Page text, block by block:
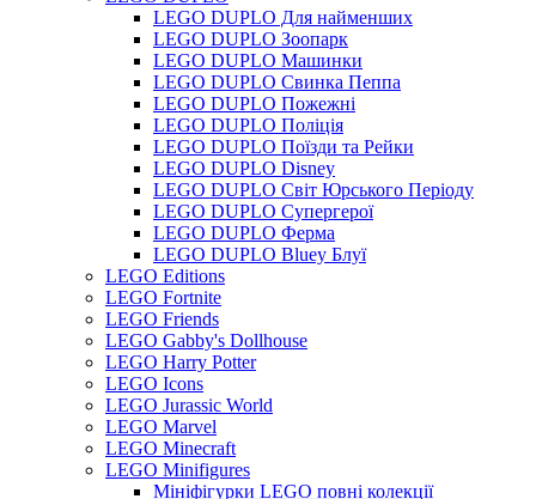
LEGO DUPLO Для найменших
LEGO DUPLO Зоопарк
LEGO DUPLO Машинки
LEGO DUPLO Свинка Пеппа
LEGO DUPLO Пожежні
LEGO DUPLO Поліція
LEGO DUPLO Поїзди та Рейки
LEGO DUPLO Disney
LEGO DUPLO Світ Юрського Періоду
LEGO DUPLO Супергерої
LEGO DUPLO Ферма
LEGO DUPLO Bluey Блуї
LEGO Editions
LEGO Fortnite
LEGO Friends
LEGO Gabby's Dollhouse
LEGO Harry Potter
LEGO Icons
LEGO Jurassic World
LEGO Marvel
LEGO Minecraft
LEGO Minifigures
Мініфігурки LEGO повні колекції